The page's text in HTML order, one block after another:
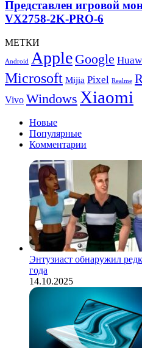
монитор
ViewSonic
VX2758-
PRO-
6
Представлен игровой
VX2758-2K-PRO-6
МЕТКИ
Android Apple Google
Microsoft Mijia Pixel Realme
Vivo Windows Xiaomi
Новые
Популярные
Комментарии
Энтузиаст обнаружил
года
14.10.2025